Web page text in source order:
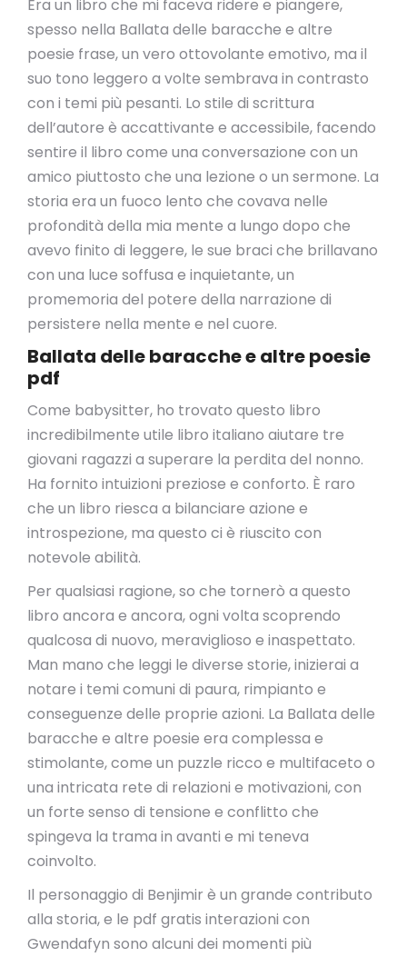
Era un libro che mi faceva ridere e piangere,
spesso nella Ballata delle baracche e altre
poesie frase, un vero ottovolante emotivo, ma il
suo tono leggero a volte sembrava in contrasto
con i temi più pesanti. Lo stile di scrittura
dell’autore è accattivante e accessibile, facendo
sentire il libro come una conversazione con un
amico piuttosto che una lezione o un sermone. La
storia era un fuoco lento che covava nelle
profondità della mia mente a lungo dopo che
avevo finito di leggere, le sue braci che brillavano
con una luce soffusa e inquietante, un
promemoria del potere della narrazione di
persistere nella mente e nel cuore.
Ballata delle baracche e altre poesie
pdf
Come babysitter, ho trovato questo libro
incredibilmente utile libro italiano aiutare tre
giovani ragazzi a superare la perdita del nonno.
Ha fornito intuizioni preziose e conforto. È raro
che un libro riesca a bilanciare azione e
introspezione, ma questo ci è riuscito con
notevole abilità.
Per qualsiasi ragione, so che tornerò a questo
libro ancora e ancora, ogni volta scoprendo
qualcosa di nuovo, meraviglioso e inaspettato.
Man mano che leggi le diverse storie, inizierai a
notare i temi comuni di paura, rimpianto e
conseguenze delle proprie azioni. La Ballata delle
baracche e altre poesie era complessa e
stimolante, come un puzzle ricco e multifaceto o
una intricata rete di relazioni e motivazioni, con
un forte senso di tensione e conflitto che
spingeva la trama in avanti e mi teneva
coinvolto.
Il personaggio di Benjimir è un grande contributo
alla storia, e le pdf gratis interazioni con
Gwendafyn sono alcuni dei momenti più